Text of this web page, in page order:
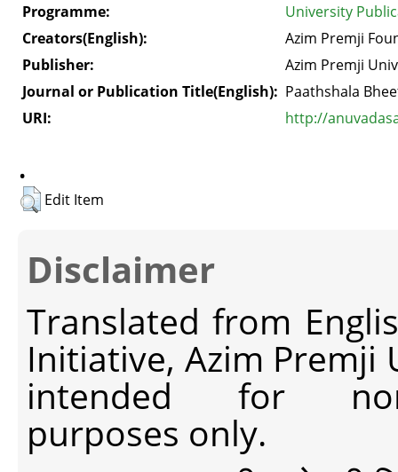
Programme:
University
Creators(English):
Azim Premji
Publisher:
Azim Premji
Journal or Publication Title(English): Paathshala
URI:
http://
.
Edit Item
Disclaimer
Translated from
Initiative, Azim Premji
intended for non-
purposes only.